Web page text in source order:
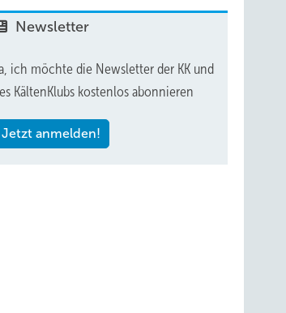
Newsletter
ich möchte die Newsletter der KK und
KältenKlubs kostenlos abonnieren
Jetzt anmelden!